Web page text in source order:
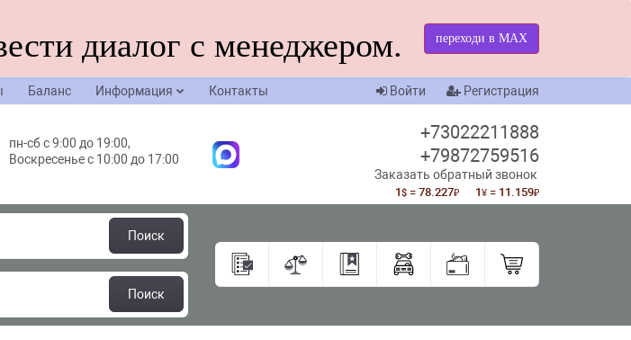
диалог с менеджером. переходи в МАХ
Баланс Информация Контакты Войти Регистрация
пн-сб с 9:00 до 19:00,
Воскресенье с 10:00 до 17:00
+73022211888
+79872759516
Заказать обратный звонок
1$ = 78.227₽ 1¥ = 11.159₽
Поиск
Поиск